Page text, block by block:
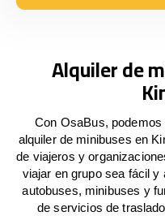
Alquiler de
Con OsaBus,
alquiler de minibuses en
de viajeros y
viajar en grupo sea fácil
autobuses, minibuses y
de servicios de